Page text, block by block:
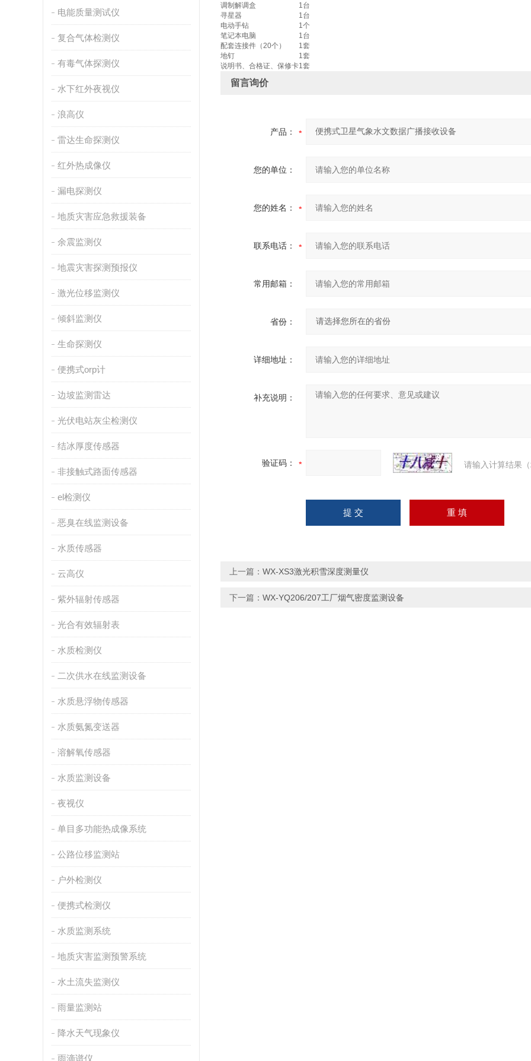
电能质量测试仪
复合气体检测仪
有毒气体探测仪
水下红外夜视仪
浪高仪
雷达生命探测仪
红外热成像仪
漏电探测仪
地质灾害应急救援装备
余震监测仪
地震灾害探测预报仪
激光位移监测仪
倾斜监测仪
生命探测仪
便携式orp计
边坡监测雷达
光伏电站灰尘检测仪
结冰厚度传感器
非接触式路面传感器
el检测仪
恶臭在线监测设备
水质传感器
云高仪
紫外辐射传感器
光合有效辐射表
水质检测仪
二次供水在线监测设备
水质悬浮物传感器
水质氨氮变送器
溶解氧传感器
水质监测设备
夜视仪
单目多功能热成像系统
公路位移监测站
户外检测仪
便携式检测仪
水质监测系统
地质灾害监测预警系统
水土流失监测仪
雨量监测站
降水天气现象仪
雨滴谱仪
调制解调盒
1台
寻星器
1台
电动手钻
1个
笔记本电脑
1台
配套连接件（20个）
1套
地钉
1套
说明书、合格证、保修卡1套
留言询价
产品：
您的单位：
您的姓名：
联系电话：
常用邮箱：
省份：
详细地址：
补充说明：
验证码： 请输入计算结果
上一篇： WX-XS3激光积雪深度测量仪
下一篇： WX-YQ206/207工厂烟气密度监测设备